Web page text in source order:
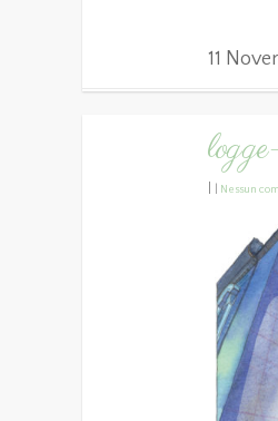
11
Nessun